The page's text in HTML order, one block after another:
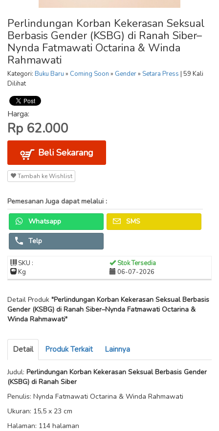
Perlindungan Korban Kekerasan Seksual
Berbasis Gender (KSBG) di Ranah Siber–
Nynda Fatmawati Octarina & Winda
Rahmawati
Kategori: Buku Baru » Coming Soon » Gender» Setara Press | 59 Kali
Dilihat
Harga:
Rp 62.000
Beli Sekarang
Tambah ke Wishlist
Pemesanan Juga dapat melalui :
Whatsapp SMS
Telp
SKU :
Stok Tersedia
Kg
06-07-2026
Detail Produk "Perlindungan Korban Kekerasan Seksual Berbasis
Gender (KSBG) di Ranah Siber–Nynda Fatmawati Octarina &
Winda Rahmawati"
Detail Produk Terkait Lainnya
Judul: Perlindungan Korban Kekerasan Seksual Berbasis Gender
(KSBG) di Ranah Siber
Penulis: Nynda Fatmawati Octarina & Winda Rahmawati
Ukuran: 15,5 x 23 cm
Halaman: 114 halaman